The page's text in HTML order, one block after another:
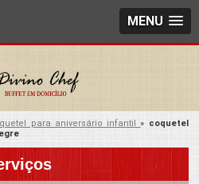
MENU
para aniversário infantil» coquetel